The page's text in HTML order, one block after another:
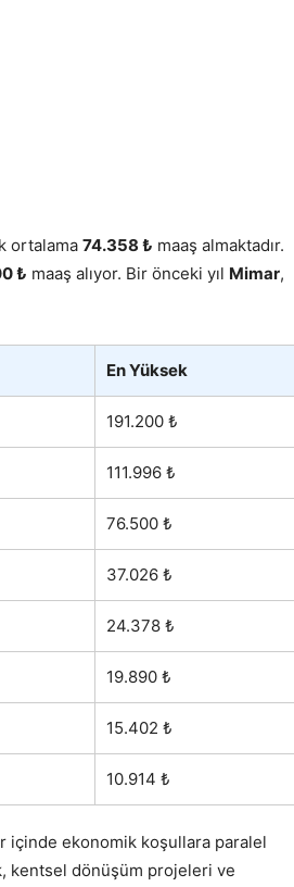
ortalama 74.358 ₺ maaş almaktadır.
₺ maaş alıyor. Bir önceki yıl Mimar,
En Yüksek
191.200 ₺
111.996 ₺
76.500 ₺
37.026 ₺
24.378 ₺
19.890 ₺
15.402 ₺
10.914 ₺
içinde ekonomik koşullara paralel
kentsel dönüşüm projeleri ve